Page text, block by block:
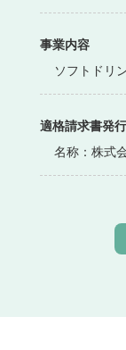
事業内容
ソフトドリ
適格請求書発
名称：株式